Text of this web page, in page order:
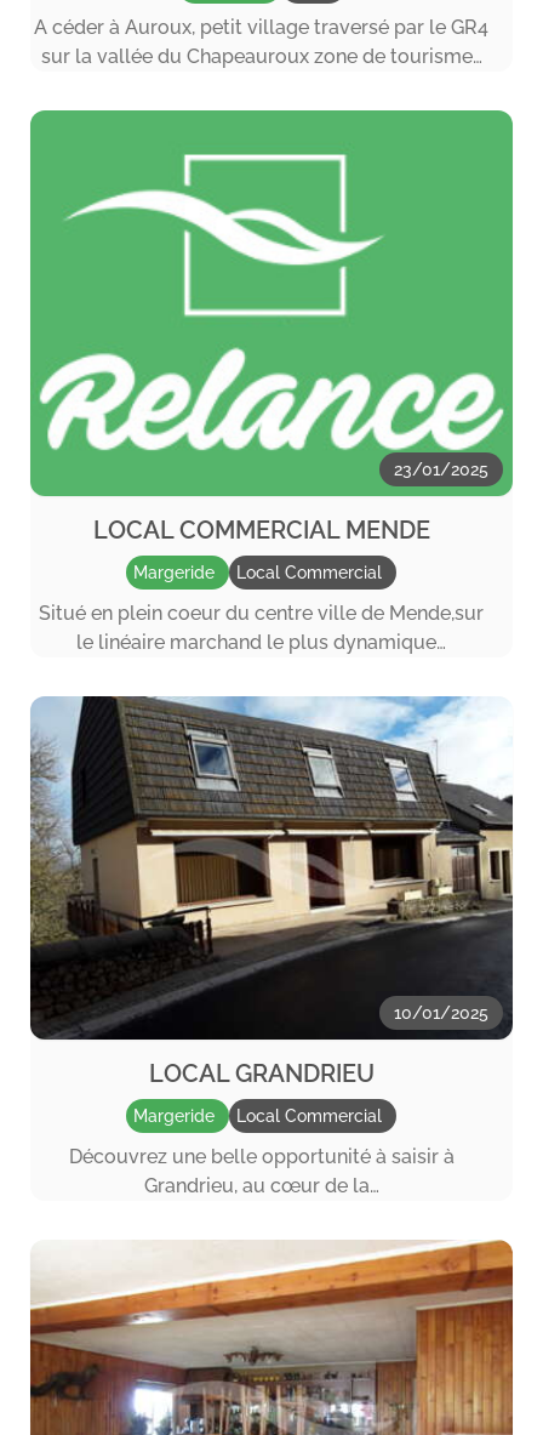
A céder à Auroux, petit village traversé par le GR4
sur la vallée du Chapeauroux zone de tourisme…
23/01/2025
LOCAL COMMERCIAL MENDE
Margeride Local Commercial
Situé en plein coeur du centre ville de Mende,sur
le linéaire marchand le plus dynamique…
10/01/2025
LOCAL GRANDRIEU
Margeride Local Commercial
Découvrez une belle opportunité à saisir à
Grandrieu, au cœur de la…